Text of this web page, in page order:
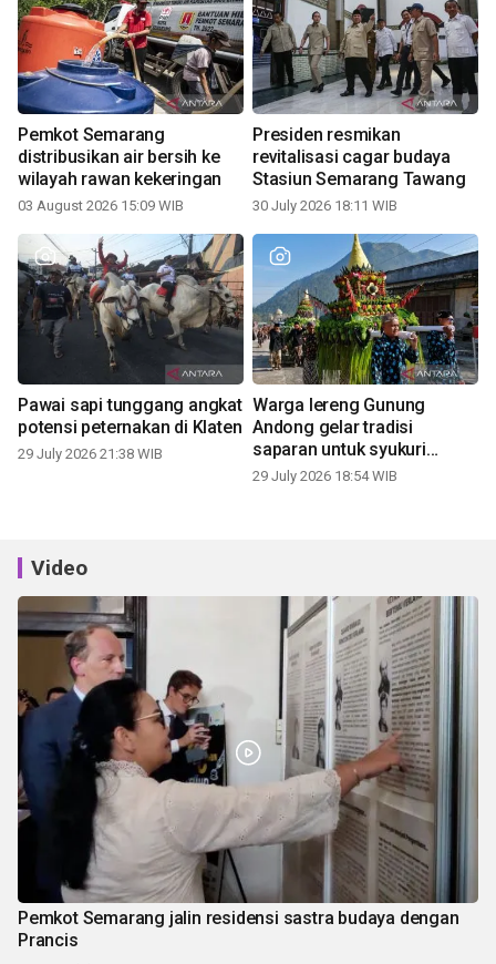
Pemkot Semarang
distribusikan air bersih ke
wilayah rawan kekeringan
03 August 2026 15:09 WIB
Presiden resmikan
revitalisasi cagar budaya
Stasiun Semarang Tawang
30 July 2026 18:11 WIB
Pawai sapi tunggang angkat
potensi peternakan di Klaten
29 July 2026 21:38 WIB
Warga lereng Gunung
Andong gelar tradisi
saparan untuk syukuri
panen
29 July 2026 18:54 WIB
Video
Pemkot Semarang jalin residensi sastra budaya dengan
Prancis